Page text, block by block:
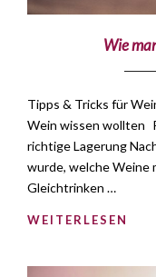
Wie
Tipps & Tricks für
Wein wissen wollten
richtige Lagerung
wurde, welche Weine
Gleichtrinken …
WEITERLESEN